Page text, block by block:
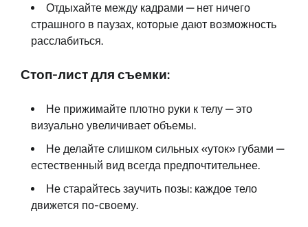
Отдыхайте между кадрами — нет ничего
страшного в паузах, которые дают возможность
расслабиться.
Стоп-лист для съемки:
Не прижимайте плотно руки к телу — это
визуально увеличивает объемы.
Не делайте слишком сильных «уток» губами —
естественный вид всегда предпочтительнее.
Не старайтесь заучить позы: каждое тело
движется по-своему.